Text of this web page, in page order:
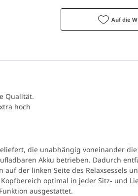
Auf die
Qualität.
hoch
die unabhängig voneinander
Akku betrieben. Dadurch
der linken Seite des Relaxsessels
optimal in jeder Sitz‐ und
ausgestattet.